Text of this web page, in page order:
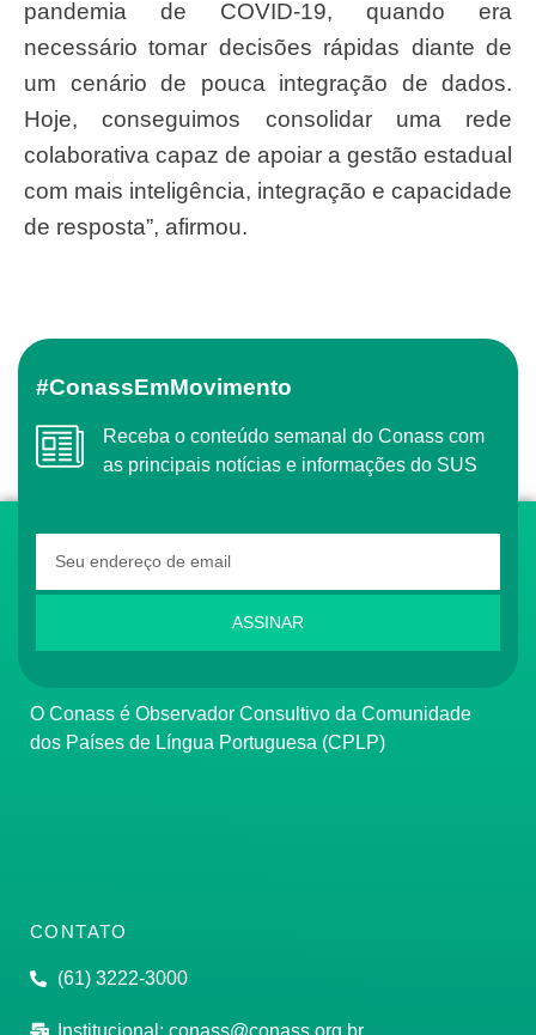
pandemia de COVID-19, quando era
necessário tomar decisões rápidas diante de
um cenário de pouca integração de dados.
Hoje, conseguimos consolidar uma rede
colaborativa capaz de apoiar a gestão estadual
com mais inteligência, integração e capacidade
de resposta”, afirmou.
#ConassEmMovimento
Receba o conteúdo semanal do Conass com
as principais notícias e informações do SUS
ASSINAR
O Conass é Observador Consultivo da Comunidade
dos Países de Língua Portuguesa (CPLP)
CONTATO
(61) 3222-3000